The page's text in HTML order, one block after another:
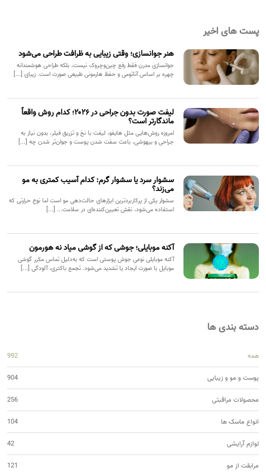
پست های اخیر
هنر جوانسازی؛ وقتی زیبایی به ظرافت طراحی می‌شود
جوانسازی مدرن فقط رفع چین‌وچروک نیست، بلکه طراحی هوشمندانه
چهره بر اساس آناتومی و حفظ هارمونی طبیعی صورت است. زیبای [...]
لیفت صورت بدون جراحی در ۲۰۲۶؛ کدام روش واقعاً
ماندگارتر است؟
امروزه روش‌هایی مثل هایفو، لیفت با نخ و تزریق فیلر، بدون نیاز به
جراحی و بیهوشی، باعث سفت شدن پوست و جوان‌تر شدن چه [...]
سشوار سرد یا سشوار گرم: کدام آسیب کمتری به مو
می‌زند؟
سشوار یکی از پرکاربردترین ابزارهای حالت‌دهی مو است اما نوع حرارتی که
استفاده می‌شود، نقش تعیین‌کننده‌ای در سلامت... [...]
آکنه موبایلی؛ جوشی که از گوشی میاد نه هورمون
آکنه موبایلی نوعی جوش پوستی است که به‌دلیل تماس مکرر گوشی
موبایل با صورت ایجاد یا تشدید می‌شود. تجمع باکتری، آلودگی [...]
دسته بندی ها
همه 992
پوست و مو و زیبایی 904
محصولات مراقبتی 256
انواع ماسک ها 104
لوازم آرایشی 42
مرابقت از مو 121